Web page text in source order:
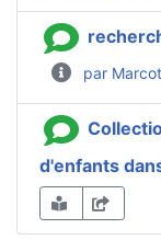
par
d'enfants